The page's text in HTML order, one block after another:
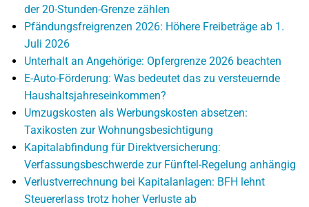
der 20-Stunden-Grenze zählen
Pfändungsfreigrenzen 2026: Höhere Freibeträge ab 1.
Juli 2026
Unterhalt an Angehörige: Opfergrenze 2026 beachten
E-Auto-Förderung: Was bedeutet das zu versteuernde
Haushaltsjahreseinkommen?
Umzugskosten als Werbungskosten absetzen:
Taxikosten zur Wohnungsbesichtigung
Kapitalabfindung für Direktversicherung:
Verfassungsbeschwerde zur Fünftel-Regelung anhängig
Verlustverrechnung bei Kapitalanlagen: BFH lehnt
Steuererlass trotz hoher Verluste ab